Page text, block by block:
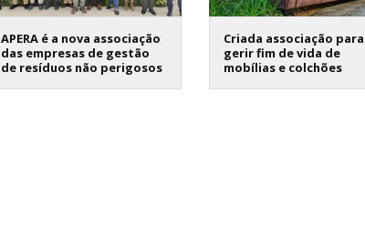
APERA é a nova associação
das empresas de gestão
de resíduos não perigosos
Criada associação para
gerir fim de vida de
mobílias e colchões